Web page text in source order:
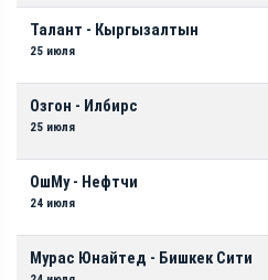
Талант - Кыргызалтын
25 июля
Озгон - Илбирс
25 июля
ОшМу - Нефтчи
24 июля
Мурас Юнайтед - Бишкек Сити